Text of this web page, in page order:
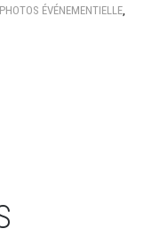
PHOTOS ÉVÉNEMENTIELLE